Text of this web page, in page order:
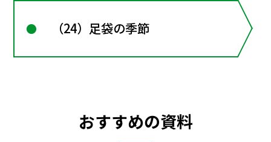
（24）足袋の季節
おすすめの資料